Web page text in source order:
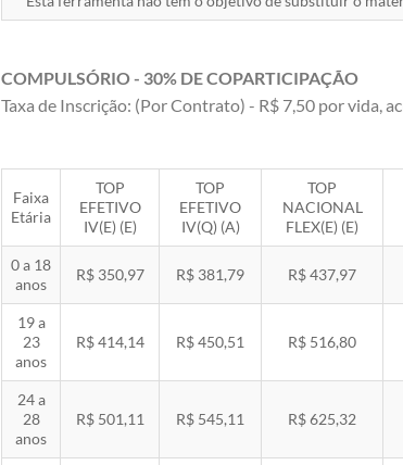
COMPULSÓRIO - 30% DE COPARTICIPAÇÃO
Taxa de Inscrição: (Por Contrato) - R$ 7,50 por vida,
Faixa
Etária
TOP
EFETIVO
IV(E) (E)
TOP
EFETIVO
IV(Q) (A)
TOP
NACIONAL
FLEX(E) (E)
0 a 18
anos
R$ 350,97 R$ 381,79 R$ 437,97
19 a
23
anos
R$ 414,14 R$ 450,51 R$ 516,80
24 a
28
anos
R$ 501,11 R$ 545,11 R$ 625,32